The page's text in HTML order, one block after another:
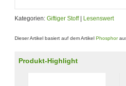
Kategorien: Giftiger Stoff| Lesenswert
Dieser Artikel basiert auf dem Artikel Phosphor
Produkt-Highlight